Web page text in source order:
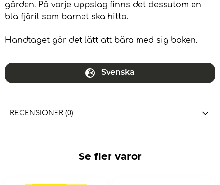
gården. På varje uppslag finns det dessutom en
blå fjäril som barnet ska hitta.
Handtaget gör det lätt att bära med sig boken.
Svenska
RECENSIONER (0)
Se fler varor